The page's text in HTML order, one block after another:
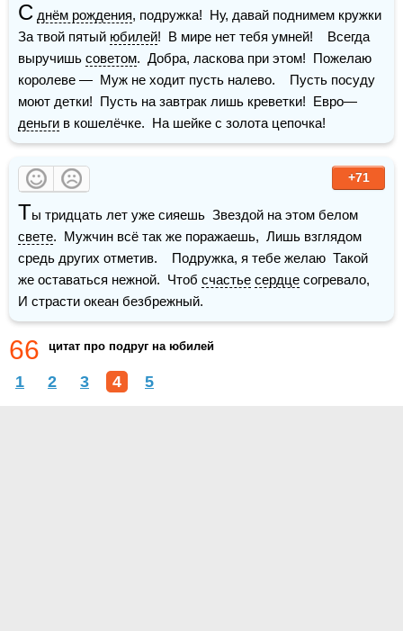
С днём рождения, подружка!  Ну, давай поднимем кружки
За твой пятый юбилей!  В мире нет тебя умней!    Всегда
выручишь советом.  Добра, ласкова при этом!  Пожелаю
королеве —  Муж не ходит пусть налево.    Пусть посуду
моют детки!  Пусть на завтрак лишь креветки!  Евро—
деньги в кошелёчке.  На шейке с золота цепочка!
+71
Т
свете.  Мужчин всё так же поражаешь,  Лишь взглядом
средь других отметив.    Подружка, я тебе желаю  Такой
же оставаться нежной.  Чтоб счастье сердце согревало,
И страсти океан безбрежный.
66 цитат про подруг на юбилей
1 2 3 4 5